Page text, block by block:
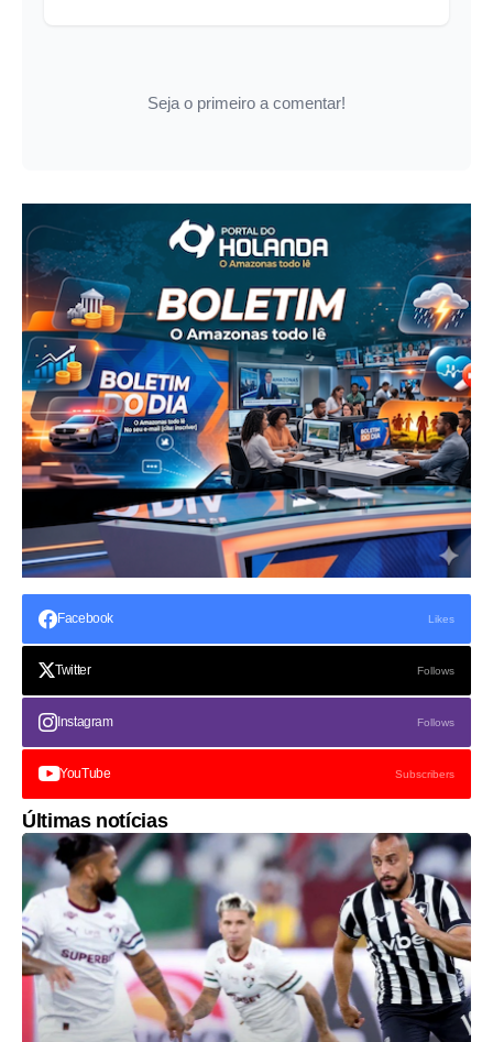
Seja o primeiro a comentar!
Facebook Likes
Twitter Follows
Instagram Follows
YouTube Subscribers
Últimas notícias